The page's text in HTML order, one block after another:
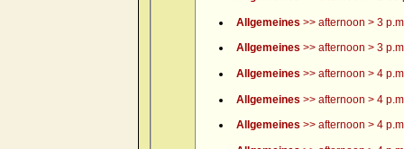
Allgemeines >> afternoon > 3 p.m.
Allgemeines >> afternoon > 3
Allgemeines >> afternoon > 4
Allgemeines >> afternoon > 4
Allgemeines >> afternoon > 4